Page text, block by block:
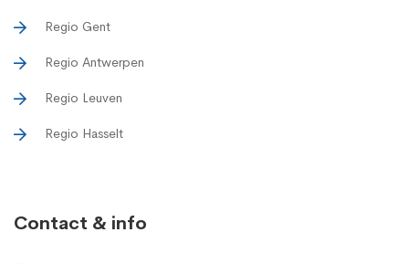
Regio Gent
Regio Antwerpen
Regio Leuven
Regio Hasselt
Contact & info